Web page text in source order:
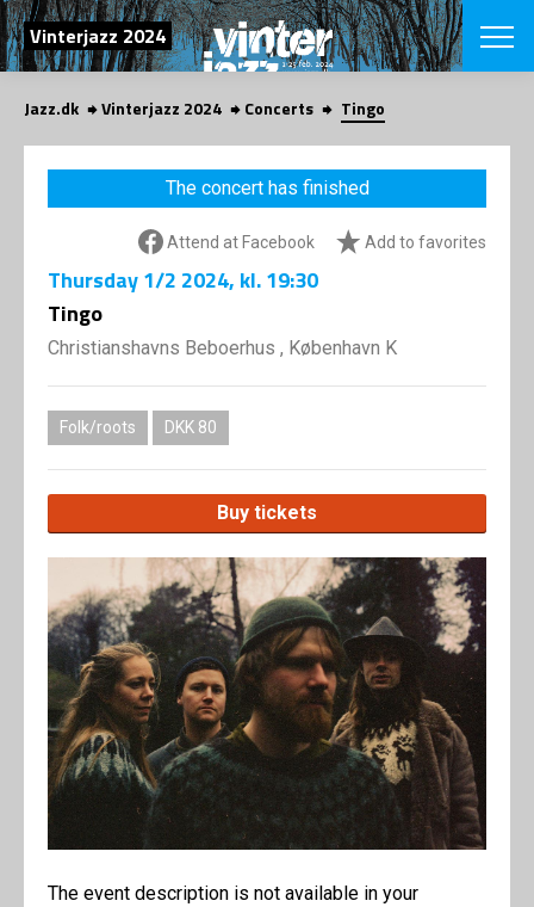
SEARCH
Vinterjazz 2024
CHOOSE
COPENHAGEN
Concerts
Contributors
SHOP
Jazz.dk Vinterjazz 2024 Concerts Tingo
The concert has finished
Attend at Facebook Add to favorites
Thursday1/2 2024, kl. 19:30
Tingo
Christianshavns Beboerhus , København K
Folk/roots DKK 80
Buy tickets
The event description is not available in your